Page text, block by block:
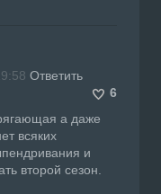
Ответить
6
а даже
всяких
и
второй сезон.